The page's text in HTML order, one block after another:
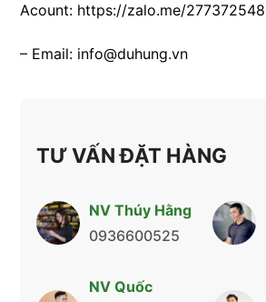
Acount: https://zalo.me/
– Email: info@duhung.vn
TƯ VẤN ĐẶT HÀNG
NV Thúy Hằng
0936600525
NV Quốc